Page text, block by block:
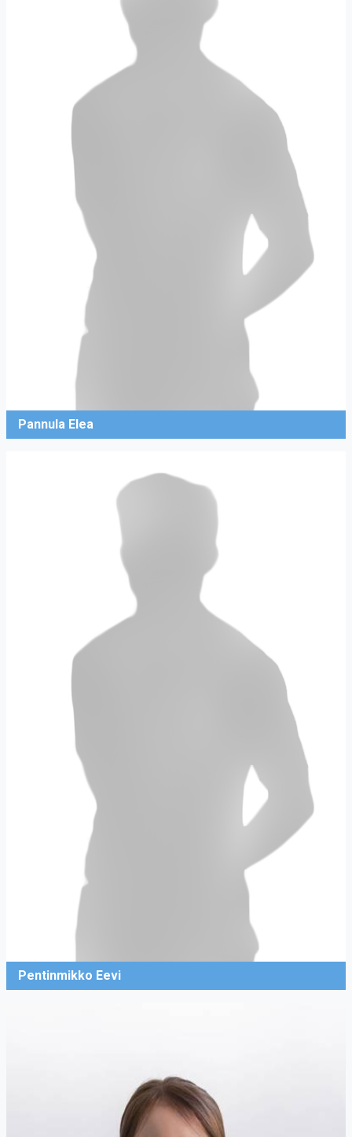
Pannula Elea
Pentinmikko Eevi